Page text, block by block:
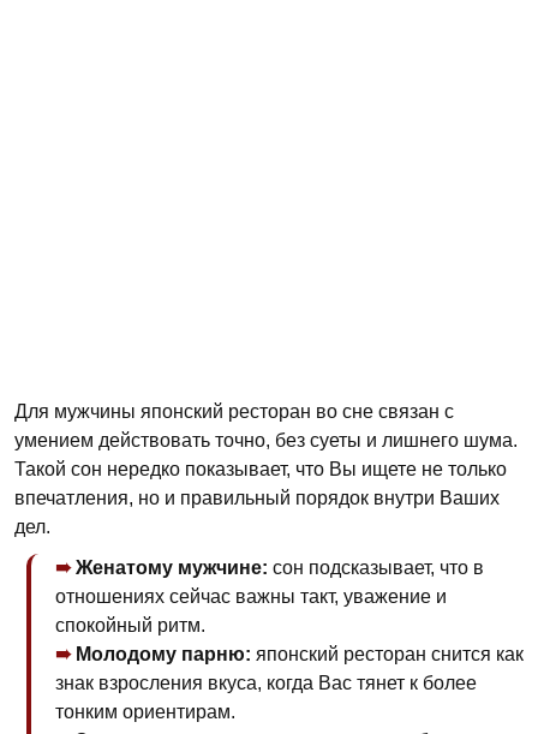
Для мужчины японский ресторан во сне связан с
умением действовать точно, без суеты и лишнего шума.
Такой сон нередко показывает, что Вы ищете не только
впечатления, но и правильный порядок внутри Ваших
дел.
Женатому мужчине: сон подсказывает, что в
отношениях сейчас важны такт, уважение и
спокойный ритм.
Молодому парню: японский ресторан снится как
знак взросления вкуса, когда Вас тянет к более
тонким ориентирам.